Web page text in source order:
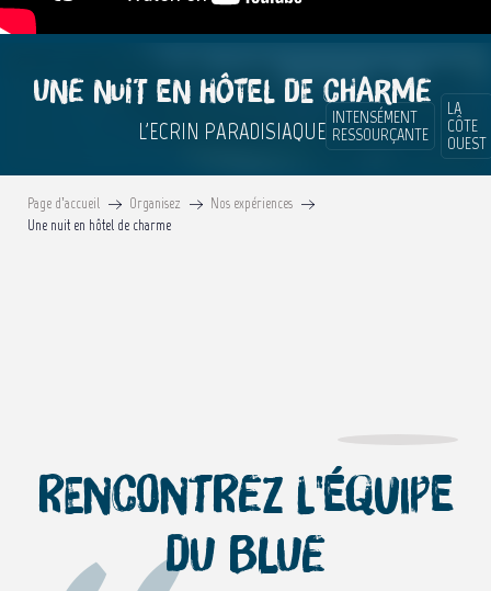
Une nuit en hôtel de charme
L'ECRIN PARADISIAQUE
INTENSÉMENT
RESSOURÇANTE
LA
CÔTE
OUEST
Page d’accueil Organisez
Nos expériences
Une nuit en hôtel de charme
Rencontrez l'équipe
du Blue